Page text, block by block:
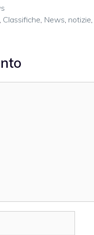
, Classifiche, News, notizie,